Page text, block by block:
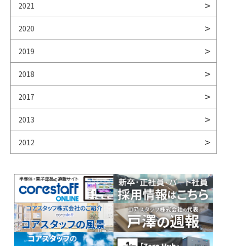
2021
2020
2019
2018
2017
2013
2012